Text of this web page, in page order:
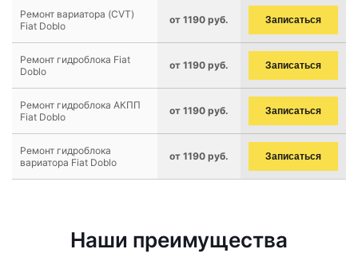
Ремонт вариатора (CVT)
Fiat Doblo
от 1190 руб. Записаться
Ремонт гидроблока Fiat
Doblo
от 1190 руб. Записаться
Ремонт гидроблока АКПП
Fiat Doblo
от 1190 руб. Записаться
Ремонт гидроблока
вариатора Fiat Doblo
от 1190 руб. Записаться
Наши преимущества